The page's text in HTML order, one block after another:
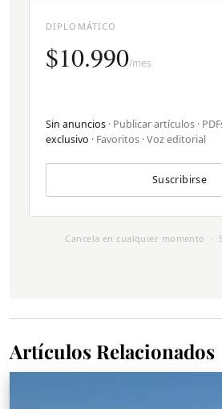
DIPLOMÁTICO
$10.990/mes
Sin anuncios · Publicar artículos ·
exclusivo · Favoritos · Voz editorial
Suscribirse
Cancela en cualquier momento ·
Artículos Relacionados